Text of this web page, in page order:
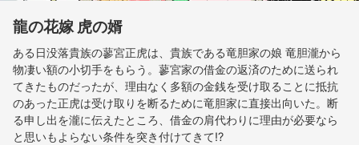
龍の花嫁 虎の婿
ある日没落貴族の蓼宮正虎は、貴族である竜胆家の娘 竜胆瀧から
物凄い額の小切手をもらう。蓼宮家の借金の返済のために送られ
てきたものだったが、理由なく多額の金銭を受け取ることに抵抗
のあった正虎は受け取りを断るために竜胆家に直接出向いた。断
る申し出を瀧に伝えたところ、借金の肩代わりに理由が必要なら
と思いもよらない条件を突き付けてきて!?